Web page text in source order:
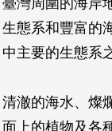
生態系和­豐富的
中主要的生態系
清澈的海水、燦
面上的植­物及各